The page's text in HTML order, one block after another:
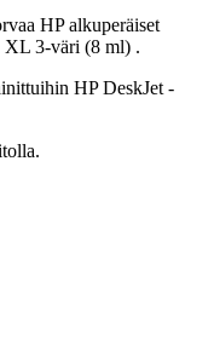
HP alkuperäiset
XL 3-väri (8 ml) .
HP DeskJet -